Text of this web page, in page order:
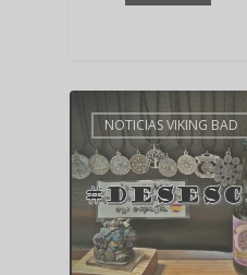
NOTICIAS VIKING BAD